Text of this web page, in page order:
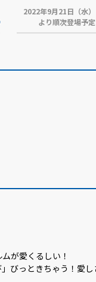
2022年9月21日（水）
より順次登場予定
が愛くるしい！
びっときちゃう！愛